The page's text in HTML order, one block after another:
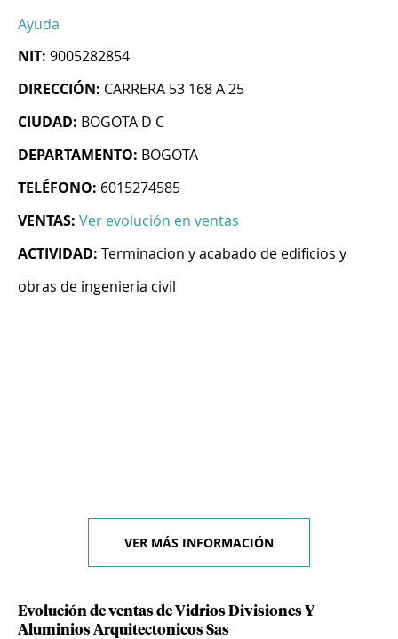
Ayuda
NIT: 9005282854
DIRECCIÓN: CARRERA 53 168 A 25
CIUDAD: BOGOTA D C
DEPARTAMENTO: BOGOTA
TELÉFONO: 6015274585
VENTAS: Ver evolución en ventas
ACTIVIDAD: Terminacion y acabado de edificios y
obras de ingenieria civil
VER MÁS INFORMACIÓN
Evolución de ventas de Vidrios Divisiones Y
Aluminios Arquitectonicos Sas